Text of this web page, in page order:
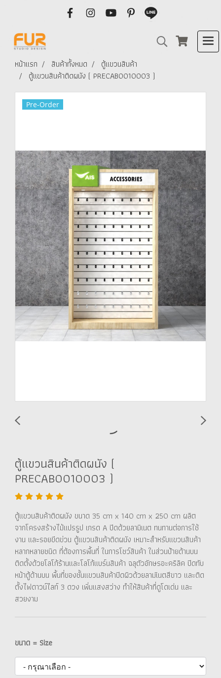
หน้าแรก สินค้าทั้งหมด
ตู้แขวนสินค้า
ตู้แขวนสินค้าติดผนัง ( PRECAB0010003 )
Pre-Order
ตู้แขวนสินค้าติดผนัง (
PRECAB0010003 )
ตู้แขวนสินค้าติดผนัง ขนาด 35 cm x 140 cm x 250 cm ผลิต
จากโครงสร้างไม้แปรรูป เกรด A ปิดด้วยลามิเนต ทนทานต่อการใช้
งาน และรอยขีดข่วน ตู้แขวนสินค้าติดผนัง เหมาะสำหรับแขวนสินค้า
หลากหลายชนิด ที่ต้องการพื้นที่ ในการโชว์สินค้า ในส่วนป้ายด้านบน
ติดตั้งด้วยโลโก้ร้านและโลโก้แบร์นสินค้า ฉลุตัวอักษรอะคริลิค ปิดทับ
หน้าตู้ด้านบน พื้นที่ของชั้นแขวนสินค้าปิดผิวด้วยลามเินตสีขาว และติด
ตั้งไฟดาวน์ไลท์ 3 ดวง เพิ่มแสงสว่าง ทำให้สินค้าที่ดูโดเด่น และ
สวยงาม
ขนาด = Size